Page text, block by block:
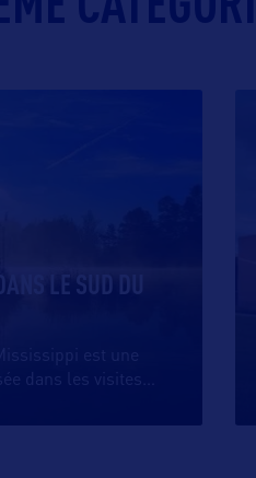
LE SUD DU
dans les visites